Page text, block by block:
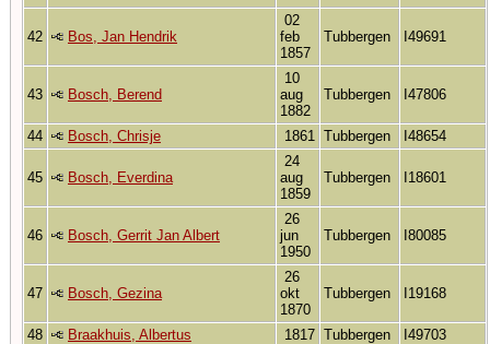
42 Bos, Jan Hendrik
02
feb
1857
Tubbergen I49691
43 Bosch, Berend
10
aug
1882
Tubbergen I47806
44 Bosch, Chrisje 1861 Tubbergen I48654
45 Bosch, Everdina
24
aug
1859
Tubbergen I18601
46 Bosch, Gerrit Jan Albert
26
jun
1950
Tubbergen I80085
47 Bosch, Gezina
26
okt
1870
Tubbergen I19168
48 Braakhuis, Albertus 1817 Tubbergen
I49703